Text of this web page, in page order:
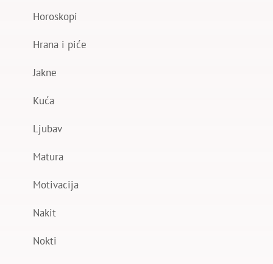
Horoskopi
Hrana i piće
Jakne
Kuća
Ljubav
Matura
Motivacija
Nakit
Nokti